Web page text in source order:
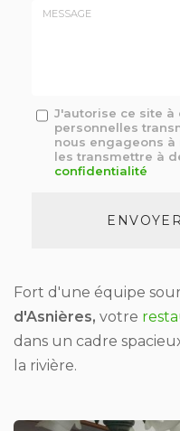
Message
J'autorise ce site à
personnelles
nous engageons
les transmettre à
confidentialité
Fort d'une équipe
d'Asnières, votre
dans un cadre
la rivière.